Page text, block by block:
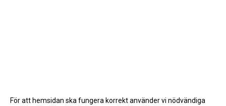
För att hemsidan ska fungera korrekt använder vi nödvändiga